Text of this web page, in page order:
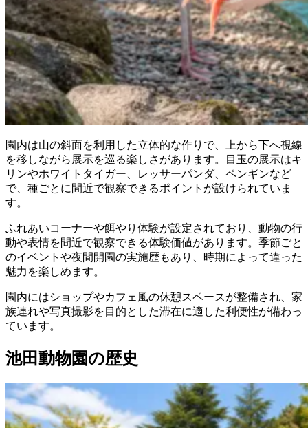
園内は山の斜面を利用した立体的な作りで、上から下へ視線
を移しながら展示を巡る楽しさがあります。目玉の展示はキ
リンやホワイトタイガー、レッサーパンダ、ペンギンなど
で、種ごとに間近で観察できるポイントが設けられていま
す。
ふれあいコーナーや餌やり体験が設定されており、動物の行
動や表情を間近で観察できる体験価値があります。季節ごと
のイベントや夜間開園の実施歴もあり、時期によって違った
魅力を楽しめます。
園内にはショップやカフェ風の休憩スペースが整備され、家
族連れや写真撮影を目的とした滞在に適した利便性が備わっ
ています。
池田動物園の歴史